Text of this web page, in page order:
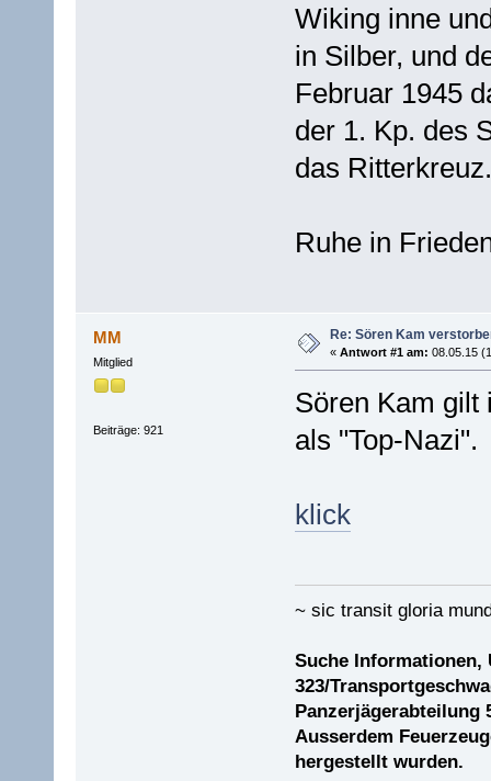
Wiking inne
in Silber, und
Februar 1945
der 1. Kp. des
das Ritterkreuz.
Ruhe in
MM
Mitglied
Beiträge: 921
Re: Sören Kam
« Antwort #1 am: 08.05.15
Sören Kam gilt
als "Top-Nazi".
klick
~ sic transit gloria
Suche Informationen,
323/
Panzerjägerabteilung
Ausserdem
hergestellt wurden.